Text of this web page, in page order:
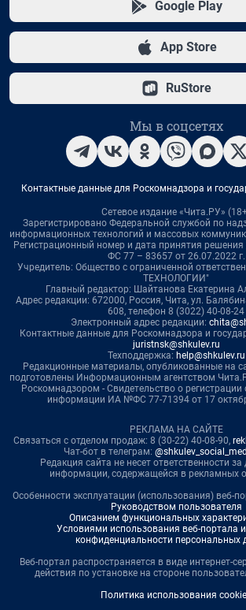
Google Play
App Store
RuStore
Мы в соцсетях
Контактные данные для Роскомнадзора и
Сетевое издание «Чита.РУ»
Зарегистрировано Федеральной службой по
информационных технологий и массовых
Регистрационный номер и дата принятия
ФС 77 – 83657 от 26.07.2022 г.
Учредитель: Общество с ограниченной
ТЕХНОЛОГИИ"
Главный редактор: Шайтанова Екатерина
Адрес редакции: 672000, Россия, Чита, ул.
608, телефон 8 (3022) 40-08-24
Электронный адрес редакции:
Контактные данные для Роскомнадзора и
juristnsk@shkulev.ru
Техподдержка: help@shkulev.ru
Редакционные материалы, опубликованные на
подготовлены Информационным агентством
Роскомнадзором - Свидетельство о регистрации
информации ИА №ФС 77-71394 от 17
РЕКЛАМА НА САЙТЕ
Связаться с отделом продаж: 8 (30-22) 40-08-90,
Чат-бот в телеграм:
Редакция сайта не несет ответственности за
информации, содержащейся в рекламных
Особенности эксплуатации (использования) веб-
Руководством пользователя
Описанием функциональных
Условиями использования веб-портала
конфиденциальности персональных
Веб-портал распространяется в виде интернет-
действия по установке на стороне
Политика использования